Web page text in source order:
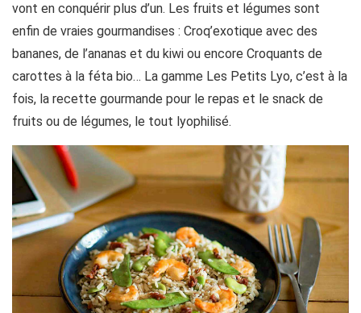
vont en conquérir plus d’un. Les fruits et légumes sont
enfin de vraies gourmandises : Croq’exotique avec des
bananes, de l’ananas et du kiwi ou encore Croquants de
carottes à la féta bio… La gamme Les Petits Lyo, c’est à la
fois, la recette gourmande pour le repas et le snack de
fruits ou de légumes, le tout lyophilisé.